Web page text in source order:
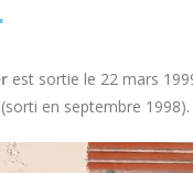
est sortie le 22 mars
(sorti en septembre 1998).